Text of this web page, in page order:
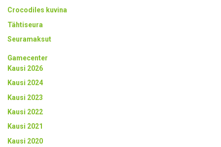
Crocodiles kuvina
Tähtiseura
Seuramaksut
Gamecenter
Kausi 2026
Kausi 2024
Kausi 2023
Kausi 2022
Kausi 2021
Kausi 2020